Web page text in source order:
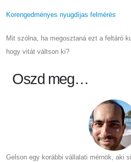
Korengedményes nyugdíjas felmérés
Mit szólna, ha megosztaná ezt a feltáró
hogy vitát váltson ki?
Oszd meg…
Gelson egy korábbi vállalati mérnök, aki